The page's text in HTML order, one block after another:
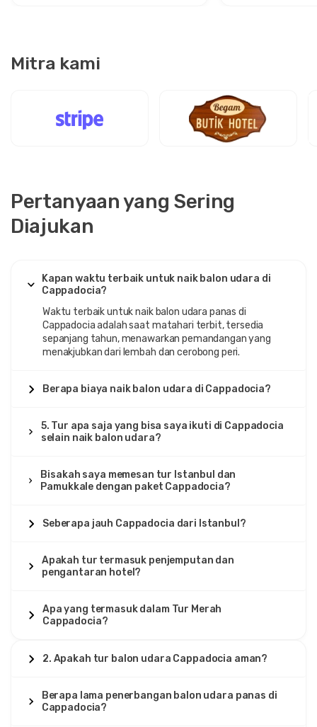
Mitra kami
Pertanyaan yang Sering
Diajukan
Kapan waktu terbaik untuk naik balon udara di
Cappadocia?
Waktu terbaik untuk naik balon udara panas di
Cappadocia adalah saat matahari terbit, tersedia
sepanjang tahun, menawarkan pemandangan yang
menakjubkan dari lembah dan cerobong peri.
Berapa biaya naik balon udara di Cappadocia?
5. Tur apa saja yang bisa saya ikuti di Cappadocia
selain naik balon udara?
Bisakah saya memesan tur Istanbul dan
Pamukkale dengan paket Cappadocia?
Seberapa jauh Cappadocia dari Istanbul?
Apakah tur termasuk penjemputan dan
pengantaran hotel?
Apa yang termasuk dalam Tur Merah
Cappadocia?
2. Apakah tur balon udara Cappadocia aman?
Berapa lama penerbangan balon udara panas di
Cappadocia?